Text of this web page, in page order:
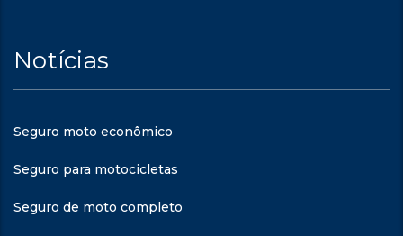
Notícias
Seguro moto econômico
Seguro para motocicletas
Seguro de moto completo